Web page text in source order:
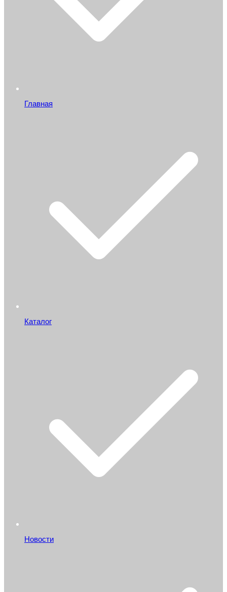
Главная
Каталог
Новости